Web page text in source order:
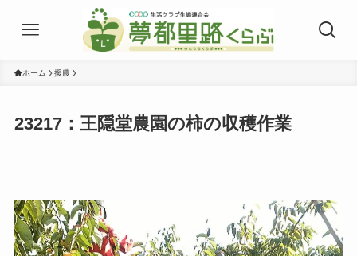
ホーム 援農
23217：王隠堂農園の柿の収穫作業